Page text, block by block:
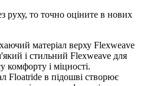
руху, то точно оціните в нових
матеріал верху Flexweave
і стильний Flexweave для
комфорту і міцності.
Floatride в підошві створює